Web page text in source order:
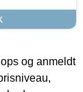
og anmeldt